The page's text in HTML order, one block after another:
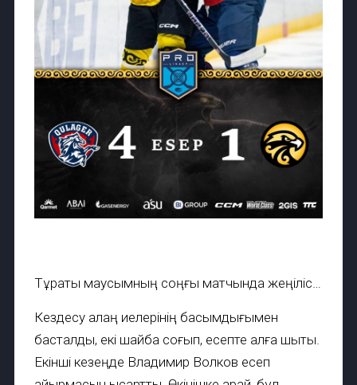
Тұрақты маусымның соңғы матчында жеңіліс…
Кездесу алаң иелерінің басымдығымен
басталды, екі шайба соғып, есепте алға шықты.
Екінші кезеңде Владимир Волков есеп